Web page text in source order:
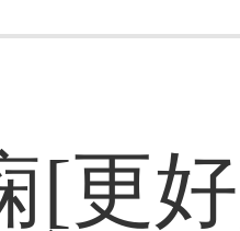
[更